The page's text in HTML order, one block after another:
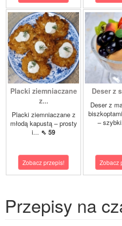
Placki ziemniaczane
z...
Placki ziemniaczane z
młodą kapustą – prosty
i... ⇖ 59
Zobacz przepis!
Deser z
Deser z
–
Zobacz
Przepisy na